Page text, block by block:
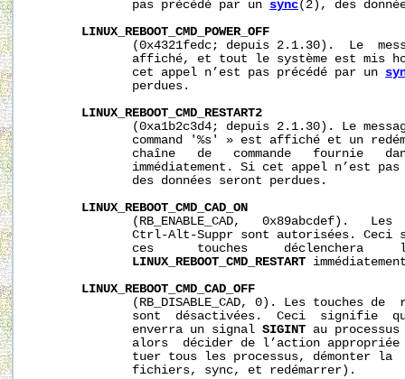
              pas précédé par un
sync(2), des
LINUX_REBOOT_CMD_POWER_OFF
(0x4321fedc; depuis 2.1.30).  Le
affiché, et tout le système est mis
              cet appel n’est pas précédé par un
              perdues.
LINUX_REBOOT_CMD_RESTART2
(0xa1b2c3d4; depuis 2.1.30). Le
command '%s' » est affiché et un
chaîne   de   commande   fournie
immédiatement. Si cet appel n’est
              des données seront perdues.
LINUX_REBOOT_CMD_CAD_ON
(RB_ENABLE_CAD,   0x89abcdef).   Les
Ctrl-Alt-Suppr sont autorisées. Ceci
ces      touches     déclenchera
LINUX_REBOOT_CMD_RESTART
LINUX_REBOOT_CMD_CAD_OFF
(RB_DISABLE_CAD, 0). Les touches de
sont  désactivées.  Ceci  signifie
              enverra un signal
SIGINT au
alors  décider de l’action
tuer tous les processus, démonter la
              fichiers, sync, et redémarrer).